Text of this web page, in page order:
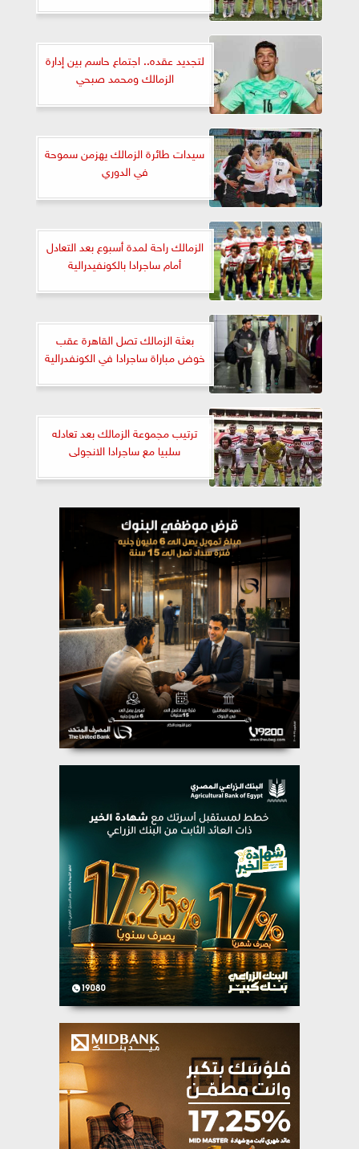
لتجديد عقده.. اجتماع حاسم بين إدارة
الزمالك ومحمد صبحي
سيدات طائرة الزمالك يهزمن سموحة
في الدوري
الزمالك راحة لمدة أسبوع بعد التعادل
أمام ساجرادا بالكونفيدرالية
بعثة الزمالك تصل القاهرة عقب
خوض مباراة ساجرادا في الكونفدرالية
ترتيب مجموعة الزمالك بعد تعادله
سلبيا مع ساجرادا الانجولى